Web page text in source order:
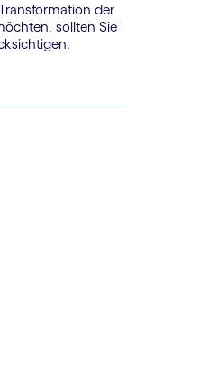
der
sollten Sie